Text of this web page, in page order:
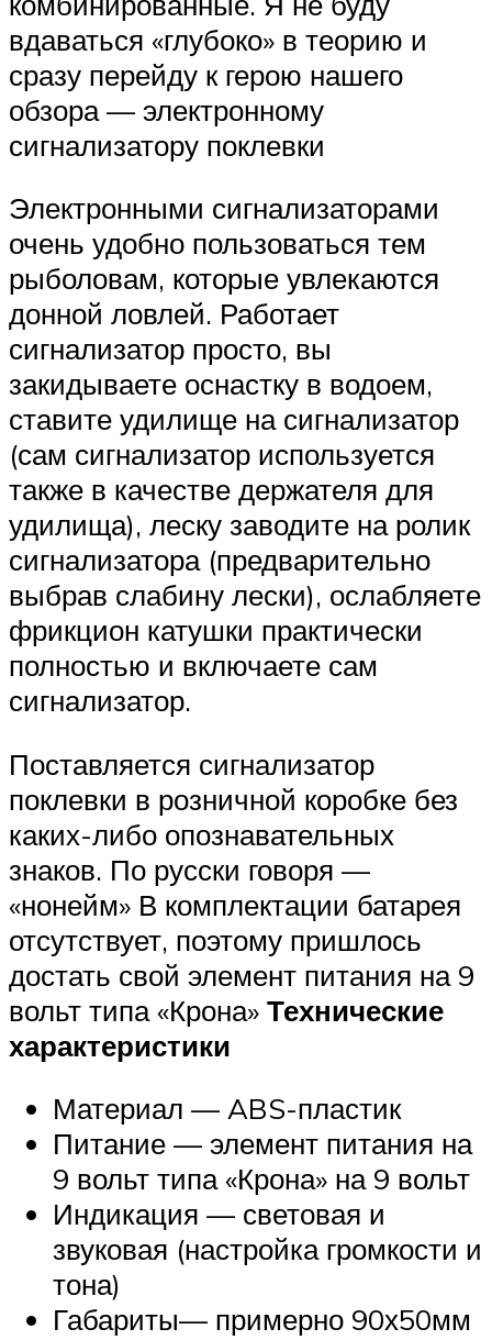
вдаваться «глубоко» в теорию и
сразу перейду к герою нашего
обзора — электронному
сигнализатору поклевки
Электронными сигнализаторами
очень удобно пользоваться тем
рыболовам, которые увлекаются
донной ловлей. Работает
сигнализатор просто, вы
закидываете оснастку в водоем,
ставите удилище на сигнализатор
(сам сигнализатор используется
также в качестве держателя для
удилища), леску заводите на ролик
сигнализатора (предварительно
выбрав слабину лески), ослабляете
фрикцион катушки практически
полностью и включаете сам
сигнализатор.
Поставляется сигнализатор
поклевки в розничной коробке без
каких-либо опознавательных
знаков. По русски говоря —
«нонейм» В комплектации батарея
отсутствует, поэтому пришлось
достать свой элемент питания на 9
вольт типа «Крона» Технические
характеристики
Материал — ABS-пластик
Питание — элемент питания на
9 вольт типа «Крона» на 9 вольт
Индикация — световая и
звуковая (настройка громкости и
тона)
Габариты— примерно 90х50мм